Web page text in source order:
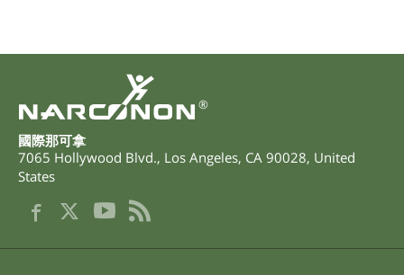
®
國際那可拿
7065 Hollywood Blvd., Los Angeles, CA 90028, United
States